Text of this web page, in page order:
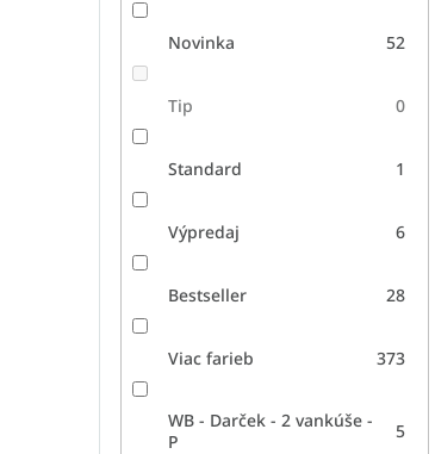
Novinka 52
Tip 0
Standard 1
Výpredaj 6
Bestseller 28
Viac farieb 373
WB - Darček - 2 vankúše -
P
5